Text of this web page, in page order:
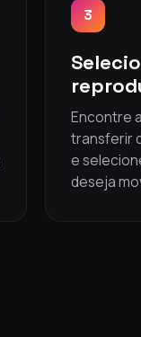
3
Encontre
transferir
e
deseja